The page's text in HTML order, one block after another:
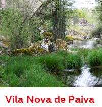
Vila Nova de Paiva